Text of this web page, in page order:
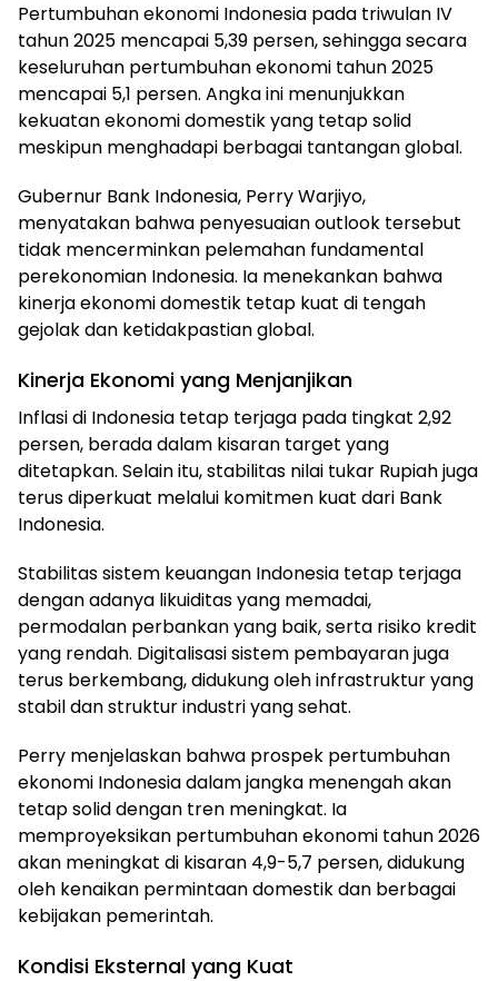
Pertumbuhan ekonomi Indonesia pada triwulan IV
tahun 2025 mencapai 5,39 persen, sehingga secara
keseluruhan pertumbuhan ekonomi tahun 2025
mencapai 5,1 persen. Angka ini menunjukkan
kekuatan ekonomi domestik yang tetap solid
meskipun menghadapi berbagai tantangan global.
Gubernur Bank Indonesia, Perry Warjiyo,
menyatakan bahwa penyesuaian outlook tersebut
tidak mencerminkan pelemahan fundamental
perekonomian Indonesia. Ia menekankan bahwa
kinerja ekonomi domestik tetap kuat di tengah
gejolak dan ketidakpastian global.
Kinerja Ekonomi yang Menjanjikan
Inflasi di Indonesia tetap terjaga pada tingkat 2,92
persen, berada dalam kisaran target yang
ditetapkan. Selain itu, stabilitas nilai tukar Rupiah juga
terus diperkuat melalui komitmen kuat dari Bank
Indonesia.
Stabilitas sistem keuangan Indonesia tetap terjaga
dengan adanya likuiditas yang memadai,
permodalan perbankan yang baik, serta risiko kredit
yang rendah. Digitalisasi sistem pembayaran juga
terus berkembang, didukung oleh infrastruktur yang
stabil dan struktur industri yang sehat.
Perry menjelaskan bahwa prospek pertumbuhan
ekonomi Indonesia dalam jangka menengah akan
tetap solid dengan tren meningkat. Ia
memproyeksikan pertumbuhan ekonomi tahun 2026
akan meningkat di kisaran 4,9-5,7 persen, didukung
oleh kenaikan permintaan domestik dan berbagai
kebijakan pemerintah.
Kondisi Eksternal yang Kuat